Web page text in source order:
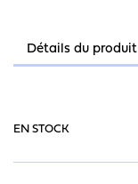
Détails du produit
EN STOCK